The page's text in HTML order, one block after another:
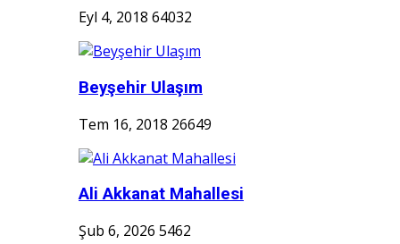
Eyl 4, 2018 64032
Beyşehir Ulaşım
Tem 16, 2018 26649
Ali Akkanat Mahallesi
Şub 6, 2026 5462